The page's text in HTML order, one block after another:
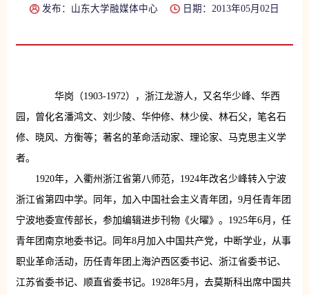
发布：山东大学融媒体中心 日期：2013年05月02日
华岗（1903-1972），浙江龙游人，又名华少峰、华西
园，曾化名潘鸿文、刘少陵、华仲修、林少侯、林石父，笔名石
修、晓风、方衡等；著名的革命活动家、理论家、马克思主义学
者。
1920年，入衢州浙江省第八师范，1924年改名少峰转入宁波
浙江省第四中学。同年，加入中国社会主义青年团，9月任青年团
宁波地委宣传部长，参加编辑进步刊物《火曜》。1925年6月，任
青年团南京地委书记。同年8月加入中国共产党，中断学业，从事
职业革命活动，历任青年团上海沪西区委书记、浙江省委书记、
江苏省委书记、顺直省委书记。1928年5月，去莫斯科出席中国共